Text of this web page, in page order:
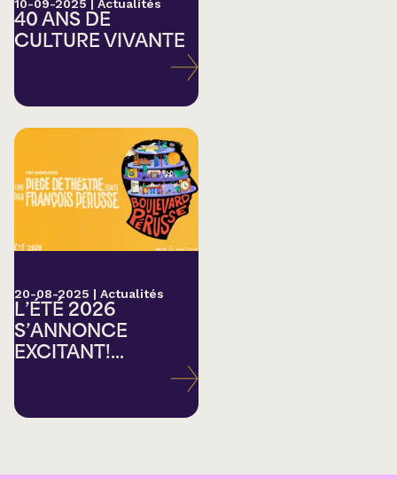
10-09-2025 | Actualités
40 ANS DE
CULTURE VIVANTE
20-08-2025 | Actualités
L’ÉTÉ 2026
S’ANNONCE
EXCITANT!...